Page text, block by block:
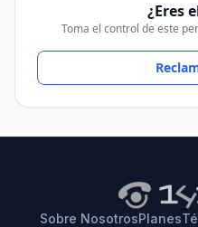
¿Eres
Toma el control de este
Sobre NosotrosPlanes